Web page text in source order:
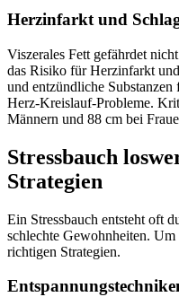
Herzinfarkt und
Viszerales Fett gefährdet
das Risiko für Herzinfarkt
und entzündliche
Herz-Kreislauf-Probleme.
Männern und 88 cm bei
Stressbauch
Strategien
Ein Stressbauch entsteht oft
schlechte Gewohnheiten.
richtigen Strategien.